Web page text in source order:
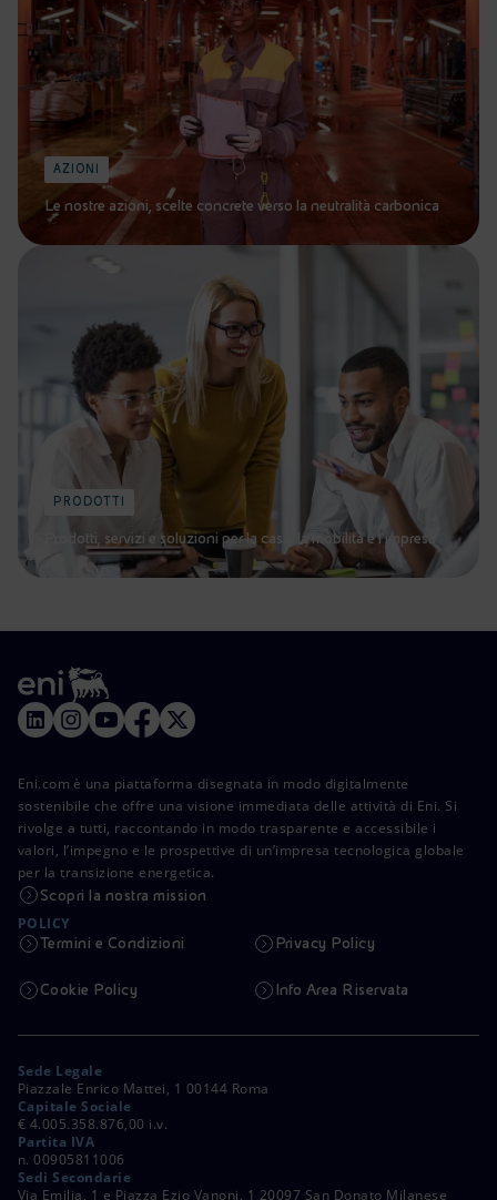
AZIONI
Le nostre azioni, scelte concrete verso la neutralità carbonica
PRODOTTI
Prodotti, servizi e soluzioni per la casa, la mobilità e l’impresa
Eni.com è una piattaforma disegnata in modo digitalmente
sostenibile che offre una visione immediata delle attività di Eni. Si
rivolge a tutti, raccontando in modo trasparente e accessibile i
valori, l’impegno e le prospettive di un’impresa tecnologica globale
per la transizione energetica.
Scopri la nostra mission
POLICY
Termini e Condizioni Privacy Policy
Cookie Policy Info Area Riservata
Sede Legale
Piazzale Enrico Mattei, 1 00144 Roma
Capitale Sociale
€ 4.005.358.876,00 i.v.
Partita IVA
n. 00905811006
Sedi Secondarie
Via Emilia, 1 e Piazza Ezio Vanoni, 1 20097 San Donato Milanese